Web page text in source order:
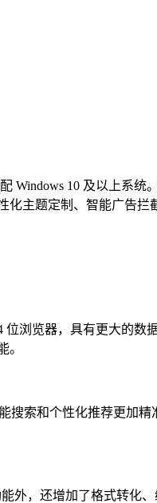
10 及以上系统
主题定制、智能广告
浏览器，具有更大的数
。
索和个性化推荐更加精
，还增加了格式转化、